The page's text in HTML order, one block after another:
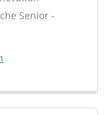
Senior -